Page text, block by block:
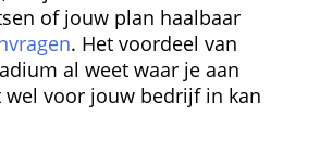
of jouw plan haalbaar
. Het voordeel van
al weet waar je aan
voor jouw bedrijf in kan